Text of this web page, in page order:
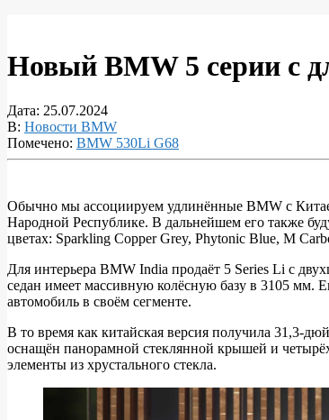
Новый BMW 5 серии с
Дата: 25.07.2024
В: Новости BMW
Помечено: BMW 530Li G68
Новый
BMW
5
серии
с
длинной
колёсной
Обычно мы ассоциируем удлинённые BMW с
Народной Республике. В дальнейшем его также
цветах: Sparkling Copper Grey, Phytonic Blue, M
Для интерьера BMW India продаёт 5 Series Li с
седан имеет массивную колёсную базу в 3105 мм.
автомобиль в своём сегменте.
В то время как китайская версия получила 31,3-
оснащён панорамной стеклянной крышей и
элементы из хрустального стекла.